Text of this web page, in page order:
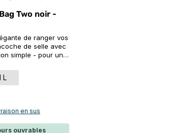
Two noir -
de ranger vos
de selle avec
simple - pour une
une version
est si pratique
version 1,6 L
course et le
Two étanche
exemple la
L
en sus
ouvrables